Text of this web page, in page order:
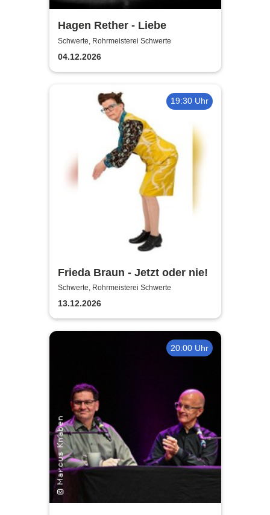
Hagen Rether - Liebe
Schwerte, Rohrmeisterei Schwerte
04.12.2026
19:30 Uhr
Frieda Braun - Jetzt oder nie!
Schwerte, Rohrmeisterei Schwerte
13.12.2026
20:00 Uhr